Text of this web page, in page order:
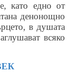
като едно от
денонощно
в душата
всяко